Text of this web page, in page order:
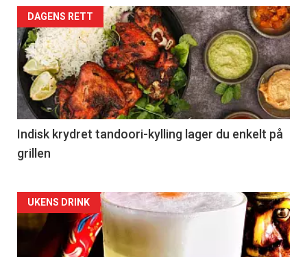
DAGENS RETT
Indisk krydret tandoori-kylling lager du enkelt på
grillen
Forsiden
akkurat
UKENS DRINK